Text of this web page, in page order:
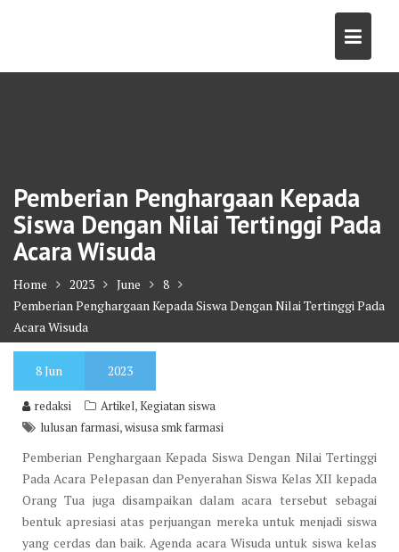
Pemberian Penghargaan Kepada
Siswa Dengan Nilai Tertinggi Pada
Acara Wisuda
Home 2023 June
8
Pemberian Penghargaan Kepada Siswa Dengan Nilai Tertinggi Pada
Acara Wisuda
8Jun 2023
redaksi Artikel,Kegiatan siswa
lulusan farmasi,wisusa smk farmasi
Pemberian Penghargaan Kepada Siswa Dengan Nilai Tertinggi
Pada Acara Pelepasan dan Penyerahan Siswa Kelas XII kepada
Orang Tua juga disampaikan dalam acara tersebut sebagai
bentuk apresiasi atas perjuangan mereka untuk menjadi siswa
yang cerdas dan baik. Agenda acara Wisuda untuk siswa kelas